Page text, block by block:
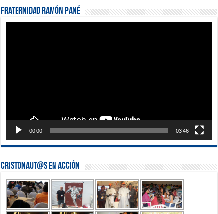
Fraternidad Ramón Pané
00:00 03:46
Cristonaut@s en Acción